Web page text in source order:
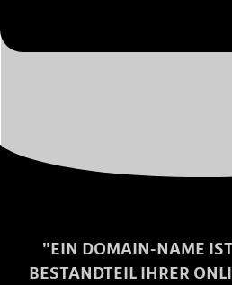
"EIN DOMAIN-NAME
BESTANDTEIL IHRER